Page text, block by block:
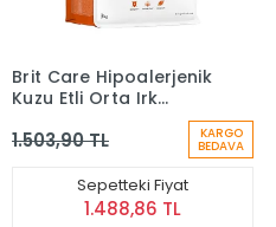
Brit Care Hipoalerjenik
Kuzu Etli Orta Irk
Yetişkin Köpek Maması
3 kg
1.503,90 TL KARGO
BEDAVA
Sepetteki Fiyat
1.488,86 TL